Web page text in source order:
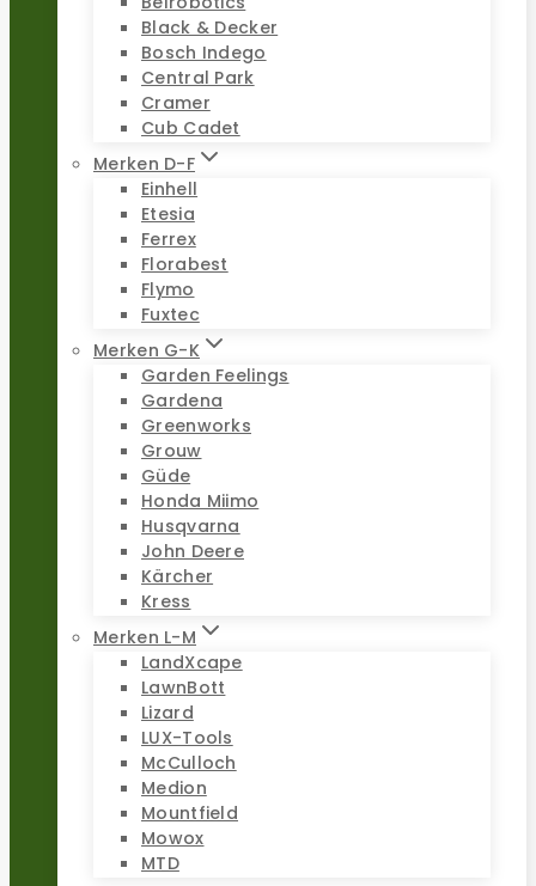
Black & Decker
Bosch Indego
Central Park
Cramer
Cub Cadet
Merken D-F
Einhell
Etesia
Ferrex
Florabest
Flymo
Fuxtec
Merken G-K
Garden Feelings
Gardena
Greenworks
Grouw
Güde
Honda Miimo
Husqvarna
John Deere
Kärcher
Kress
Merken L-M
LandXcape
LawnBott
Lizard
LUX-Tools
McCulloch
Medion
Mountfield
Mowox
MTD